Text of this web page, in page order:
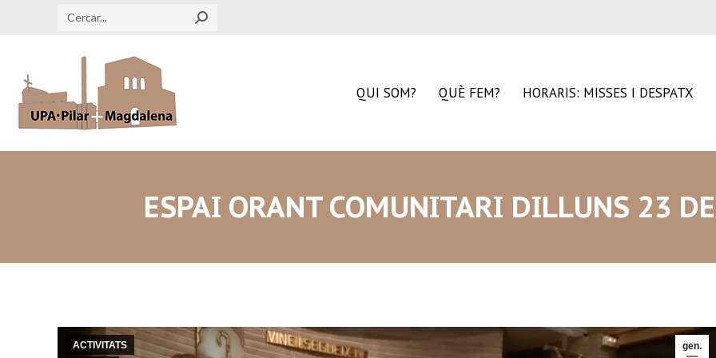
Search:
QUI SOM? QUÈ FEM? HORARIS: MISSES I DESPATX
ESPAI ORANT COMUNITARI DILLUNS 23
gen.
ACTIVITATS